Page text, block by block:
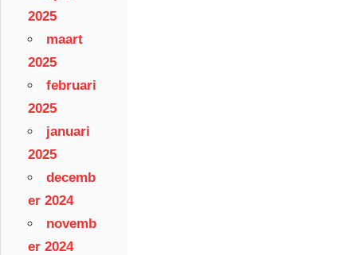
2025
maart
2025
februari
2025
januari
2025
decemb
er 2024
novemb
er 2024